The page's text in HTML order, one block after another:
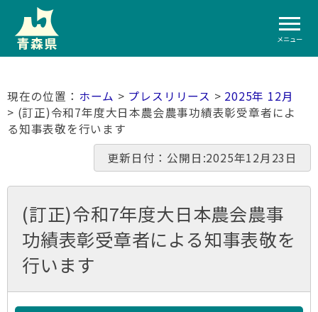
メニュー
ホーム > プレスリリース > 2025年 12月
> (訂正)令和7年度大日本農会農事功績表彰受章者によ
る知事表敬を行います
更新日付：公開日:2025年12月23日
(訂正)令和7年度大日本農会農事
功績表彰受章者による知事表敬を
行います